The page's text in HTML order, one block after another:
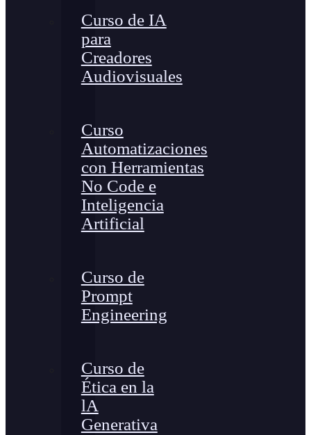
Curso de IA
para
Creadores
Audiovisuales
Curso
Automatizaciones
con Herramientas
No Code e
Inteligencia
Artificial
Curso de
Prompt
Engineering
Curso de
Ética en la
lA
Generativa